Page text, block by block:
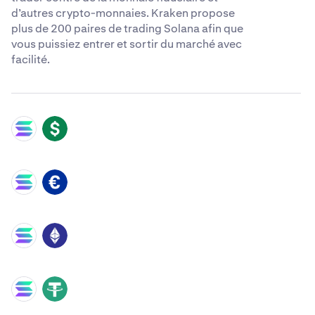
d’autres crypto-monnaies. Kraken propose
plus de 200 paires de trading Solana afin que
vous puissiez entrer et sortir du marché avec
facilité.
SOL USD
SOL EUR
SOL ETH
SOL USDT